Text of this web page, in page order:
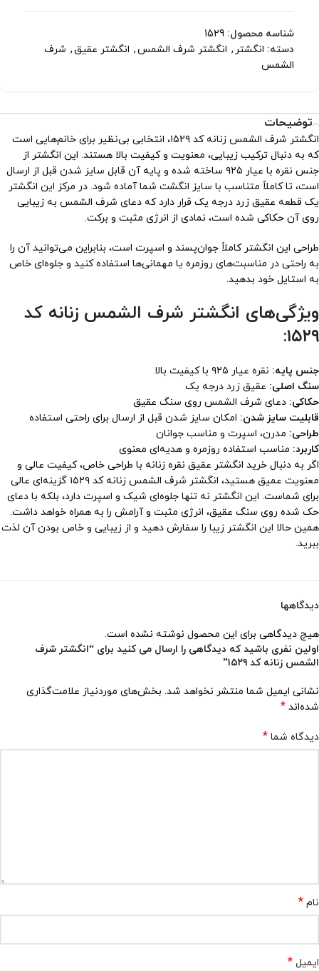
شناسه محصول: 1529
دسته: انگشتر , انگشتر شرف الشمس, انگشتر عقیق, شرف
الشمس
توضیحات
انگشتر شرف الشمس زنانه کد ۱۵۲۹، انتخابی بی‌نظیر برای خانم‌هایی است
که به دنبال ترکیب زیبایی، معنویت و کیفیت بالا هستند. این انگشتر از
جنس نقره با عیار ۹۲۵ ساخته شده و پایه آن قابل سایز شدن قبل از ارسال
است، تا کاملاً متناسب با سایز انگشت شما آماده شود. در مرکز این انگشتر
یک قطعه عقیق زرد درجه یک قرار دارد که دعای شرف الشمس به زیبایی
روی آن حکاکی شده است، نمادی از انرژی مثبت و برکت.
طراحی این انگشتر کاملاً جوان‌پسند و اسپرت است، بنابراین می‌توانید آن را
به راحتی در مناسبت‌های روزمره یا مهمانی‌ها استفاده کنید و جلوه‌ای خاص
به استایل خود بدهید.
ویژگی‌های انگشتر شرف الشمس زنانه کد
۱۵۲۹:
جنس پایه: نقره عیار ۹۲۵ با کیفیت بالا
سنگ اصلی: عقیق زرد درجه یک
حکاکی: دعای شرف الشمس روی سنگ عقیق
قابلیت سایز شدن: امکان سایز شدن قبل از ارسال برای راحتی استفاده
طراحی: مدرن، اسپرت و مناسب جوانان
کاربرد: مناسب استفاده روزمره و هدیه‌ای معنوی
اگر به دنبال خرید انگشتر عقیق نقره زنانه با طراحی خاص، کیفیت عالی و
معنویت عمیق هستید، انگشتر شرف الشمس زنانه کد ۱۵۲۹ گزینه‌ای عالی
برای شماست. این انگشتر نه تنها جلوه‌ای شیک و اسپرت دارد، بلکه با دعای
حک شده روی سنگ عقیق، انرژی مثبت و آرامش را به همراه خواهد داشت.
همین حالا این انگشتر زیبا را سفارش دهید و از زیبایی و خاص بودن آن لذت
ببرید.
دیدگاهها
هیچ دیدگاهی برای این محصول نوشته نشده است.
اولین نفری باشید که دیدگاهی را ارسال می کنید برای “انگشتر شرف
الشمس زنانه کد ۱۵۲۹”
نشانی ایمیل شما منتشر نخواهد شد. بخش‌های موردنیاز علامت‌گذاری
شده‌اند *
دیدگاه شما *
نام *
ایمیل *